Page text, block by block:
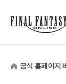
공식 홈페이지